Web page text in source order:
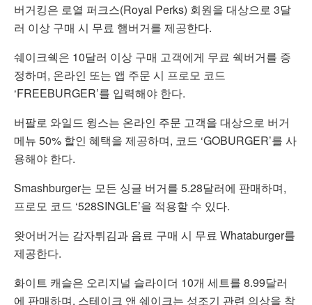
버거킹은 로열 퍼크스(Royal Perks) 회원을 대상으로 3달
러 이상 구매 시 무료 햄버거를 제공한다.
쉐이크쉑은 10달러 이상 구매 고객에게 무료 쉑버거를 증
정하며, 온라인 또는 앱 주문 시 프로모 코드
‘FREEBURGER’를 입력해야 한다.
버팔로 와일드 윙스는 온라인 주문 고객을 대상으로 버거
메뉴 50% 할인 혜택을 제공하며, 코드 ‘GOBURGER’를 사
용해야 한다.
Smashburger는 모든 싱글 버거를 5.28달러에 판매하며,
프로모 코드 ‘528SINGLE’을 적용할 수 있다.
왓어버거는 감자튀김과 음료 구매 시 무료 Whataburger를
제공한다.
화이트 캐슬은 오리지널 슬라이더 10개 세트를 8.99달러
에 판매하며, 스테이크 앤 쉐이크는 성조기 관련 의상을 착